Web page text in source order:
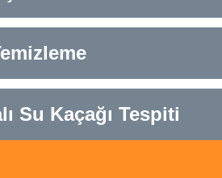
Su Kaçağı Tespiti